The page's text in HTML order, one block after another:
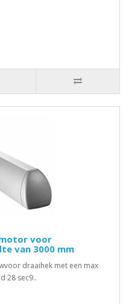
voor
van 3000 mm
draaihek met een max
28 sec9..